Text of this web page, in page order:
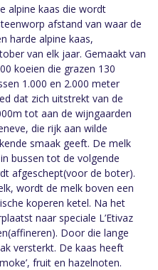
alpine kaas die wordt
afstand van waar de
harde alpine kaas,
van elk jaar. Gemaakt van
koeien die grazen 130
1.000 en 2.000 meter
dat zich uitstrekt van de
tot aan de wijngaarden
die rijk aan wilde
smaak geeft. De melk
bussen tot de volgende
afgeschept(voor de boter).
wordt de melk boven een
koperen ketel. Na het
naar speciale L’Etivaz
Door die lange
versterkt. De kaas heeft
fruit en hazelnoten.